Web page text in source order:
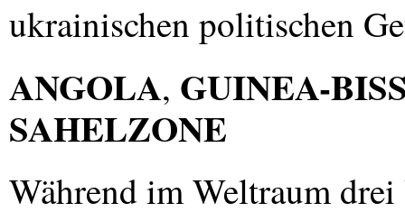
ukrainischen politischen
ANGOLA, GUINEA-
SAHELZONE
Während im Weltraum